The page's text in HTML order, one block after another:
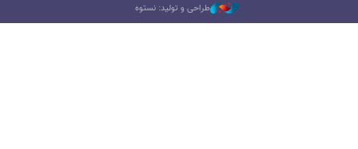
طراحی و تولید: نستوه